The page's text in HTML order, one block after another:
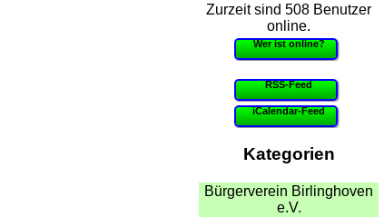
Zurzeit sind 508 Benutzer
online.
Wer ist online?
RSS-Feed
iCalendar-Feed
Kategorien
Bürgerverein Birlinghoven
e.V.